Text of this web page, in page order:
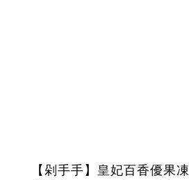
【剁手手】皇妃百香優果凍